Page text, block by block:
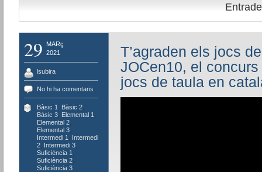
29
MARç
2021
lsubira
No hi ha comentaris
Bàsic 1 Bàsic 2,
Bàsic 3, Elemental 1
Elemental 2,
Elemental 3,
Intermedi 1
Intermedi
2, Intermedi 3,
Suficiència 1
Suficiència 2,
Suficiència 3
T’agraden els jocs
JOCen10, el
jocs de taula en